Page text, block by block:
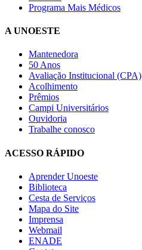
Programa Mais Médicos
A UNOESTE
Mantenedora
50 Anos
Avaliação Institucional (CPA)
Acolhimento
Prêmios
Campi Universitários
Ouvidoria
Trabalhe conosco
ACESSO RÁPIDO
Aprender Unoeste
Biblioteca
Cesta de Serviços
Mapa do Site
Imprensa
Webmail
ENADE